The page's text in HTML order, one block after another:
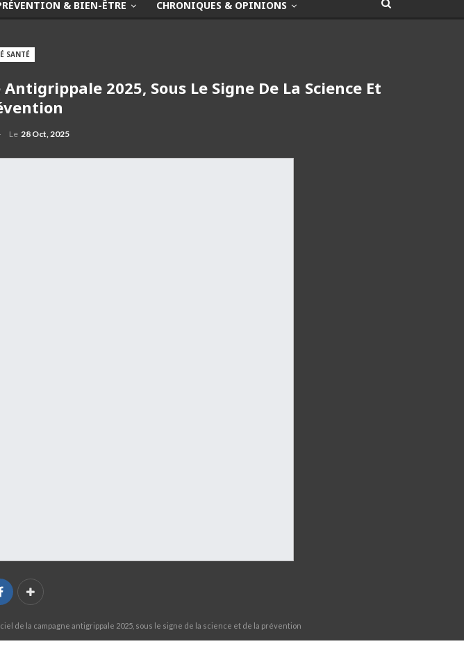
& BIEN-ÊTRE CHRONIQUES & OPINIONS
SANTÉ
2025, Sous Le Signe De La Science Et
Le 28 Oct, 2025
de la campagne antigrippale 2025, sous le signe de la science et de la prévention